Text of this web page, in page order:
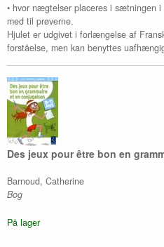
• hvor nægtelser placeres i sætningen
med til prøverne.
Hjulet er udgivet i forlængelse af
forståelse, men kan benyttes
Des jeux pour être bon en
Barnoud, Catherine
Bog
På lager